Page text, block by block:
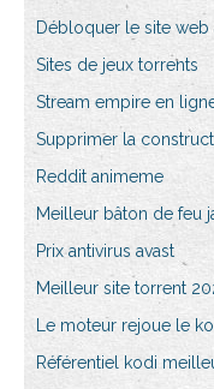
Débloquer le site
Sites de jeux torrents
Stream empire en
Supprimer la
Reddit animeme
Meilleur bâton de feu
Prix antivirus avast
Meilleur site torrent
Le moteur rejoue le
Référentiel kodi